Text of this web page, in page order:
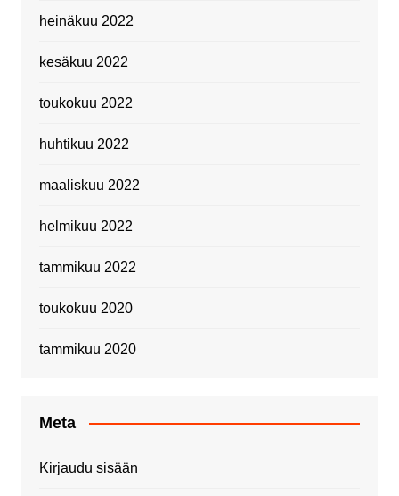
heinäkuu 2022
kesäkuu 2022
toukokuu 2022
huhtikuu 2022
maaliskuu 2022
helmikuu 2022
tammikuu 2022
toukokuu 2020
tammikuu 2020
Meta
Kirjaudu sisään